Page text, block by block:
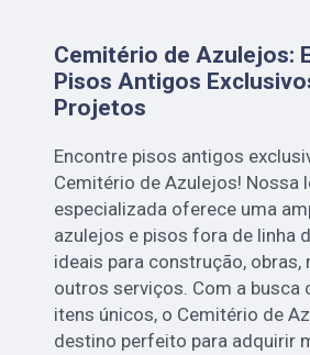
Cemitério de Azulejos:
Pisos Antigos
Projetos
Encontre pisos antigos
Cemitério de Azulejos! Nossa
especializada oferece uma
azulejos e pisos fora de linha
ideais para construção, obras,
outros serviços. Com a busca
itens únicos, o Cemitério de
destino perfeito para adquirir